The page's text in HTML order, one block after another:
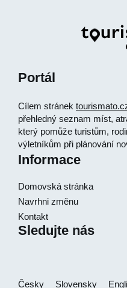
Portál
Cílem stránek
přehledný seznam míst,
který pomůže turistům,
výletníkům při plánování
Informace
Domovská stránka
Navrhni změnu
Kontakt
Sledujte nás
Česky Slovensky